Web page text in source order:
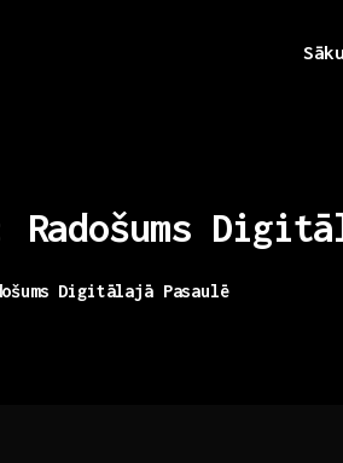
Radošums
Digitālajā Pasaulē